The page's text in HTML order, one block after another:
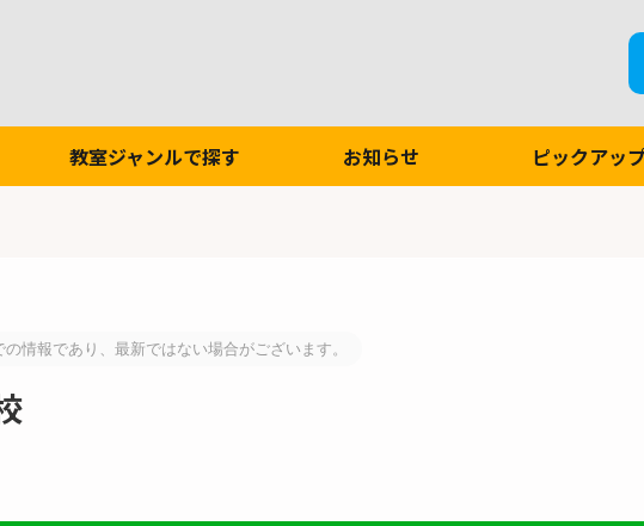
教室ジャンルで探す お知らせ ピックアッ
情報であり、最新ではない場合がございます。